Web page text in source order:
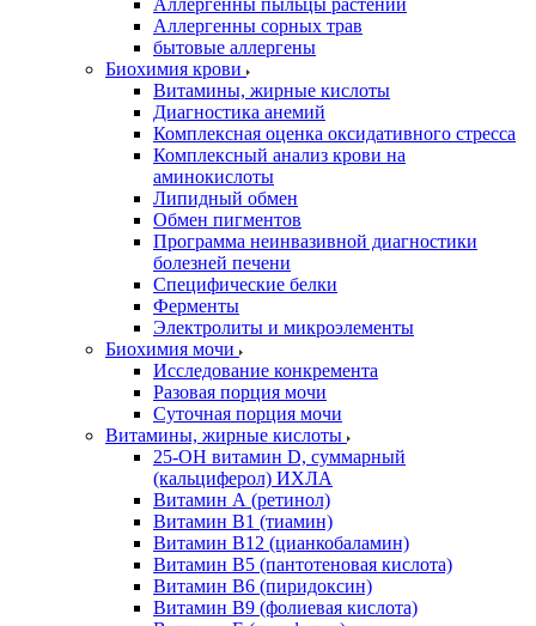
Аллергенны пыльцы растений
Аллергенны сорных трав
бытовые аллергены
Биохимия крови
Витамины, жирные кислоты
Диагностика анемий
Комплексная оценка оксидативного стресса
Комплексный анализ крови на
аминокислоты
Липидный обмен
Обмен пигментов
Программа неинвазивной диагностики
болезней печени
Специфические белки
Ферменты
Электролиты и микроэлементы
Биохимия мочи
Исследование конкремента
Разовая порция мочи
Суточная порция мочи
Витамины, жирные кислоты
25-OH витамин D, суммарный
(кальциферол) ИХЛА
Витамин А (ретинол)
Витамин В1 (тиамин)
Витамин В12 (цианкобаламин)
Витамин В5 (пантотеновая кислота)
Витамин В6 (пиридоксин)
Витамин В9 (фолиевая кислота)